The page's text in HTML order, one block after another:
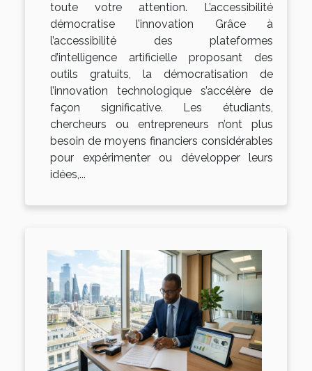
toute votre attention. L’accessibilité
démocratise l’innovation Grâce à
l’accessibilité des plateformes
d’intelligence artificielle proposant des
outils gratuits, la démocratisation de
l’innovation technologique s’accélère de
façon significative. Les étudiants,
chercheurs ou entrepreneurs n’ont plus
besoin de moyens financiers considérables
pour expérimenter ou développer leurs
idées,...